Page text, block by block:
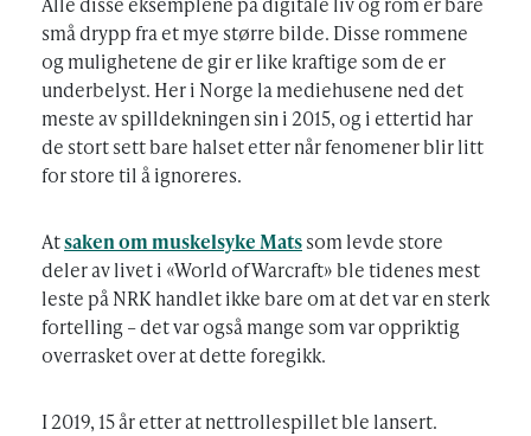
små drypp fra et mye større bilde. Disse rommene
og mulighetene de gir er like kraftige som de er
underbelyst. Her i Norge la mediehusene ned det
meste av spilldekningen sin i 2015, og i ettertid har
de stort sett bare halset etter når fenomener blir litt
for store til å ignoreres.
Atsaken om muskelsyke Matssom levde store
deler av livet i «World of Warcraft» ble tidenes mest
leste på NRK handlet ikke bare om at det var en sterk
fortelling – det var også mange som var oppriktig
overrasket over at dette foregikk.
I 2019, 15 år etter at nettrollespillet ble lansert.